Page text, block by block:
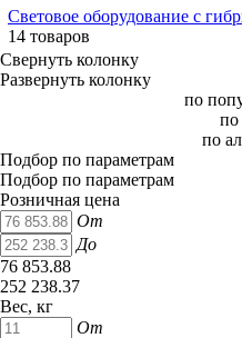
Световое оборудование с
14 товаров
Свернуть колонку
Развернуть колонку
по
по
по
Подбор по параметрам
Подбор по параметрам
Розничная цена
От
До
76 853.88
252 238.37
Вес, кг
От